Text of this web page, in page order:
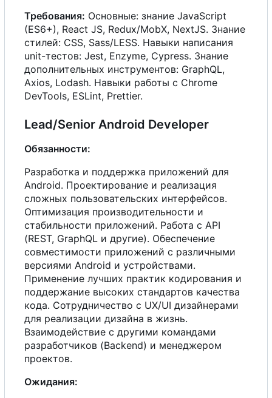
Требования: Основные: знание JavaScript
(ES6+), React JS, Redux/MobX, NextJS. Знание
стилей: CSS, Sass/LESS. Навыки написания
unit-тестов: Jest, Enzyme, Cypress. Знание
дополнительных инструментов: GraphQL,
Axios, Lodash. Навыки работы с Chrome
DevTools, ESLint, Prettier.
Lead/Senior Android Developer
Обязанности:
Разработка и поддержка приложений для
Android. Проектирование и реализация
сложных пользовательских интерфейсов.
Оптимизация производительности и
стабильности приложений. Работа с API
(REST, GraphQL и другие). Обеспечение
совместимости приложений с различными
версиями Android и устройствами.
Применение лучших практик кодирования и
поддержание высоких стандартов качества
кода. Сотрудничество с UX/UI дизайнерами
для реализации дизайна в жизнь.
Взаимодействие с другими командами
разработчиков (Backend) и менеджером
проектов.
Ожидания: